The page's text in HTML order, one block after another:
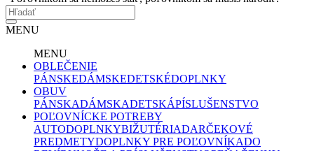
MENU
MENU
OBLEČENIE
PÁNSKEDÁMSKEDETSKÉDOPLNKY
OBUV
PÁNSKADÁMSKADETSKÁPÍSLUŠENSTVO
POĽOVNÍCKE POTREBY
AUTODOPLNKYBIŽUTÉRIADARČEKOVÉ
PREDMETYDOPLNKY PRE POĽOVNÍKADO